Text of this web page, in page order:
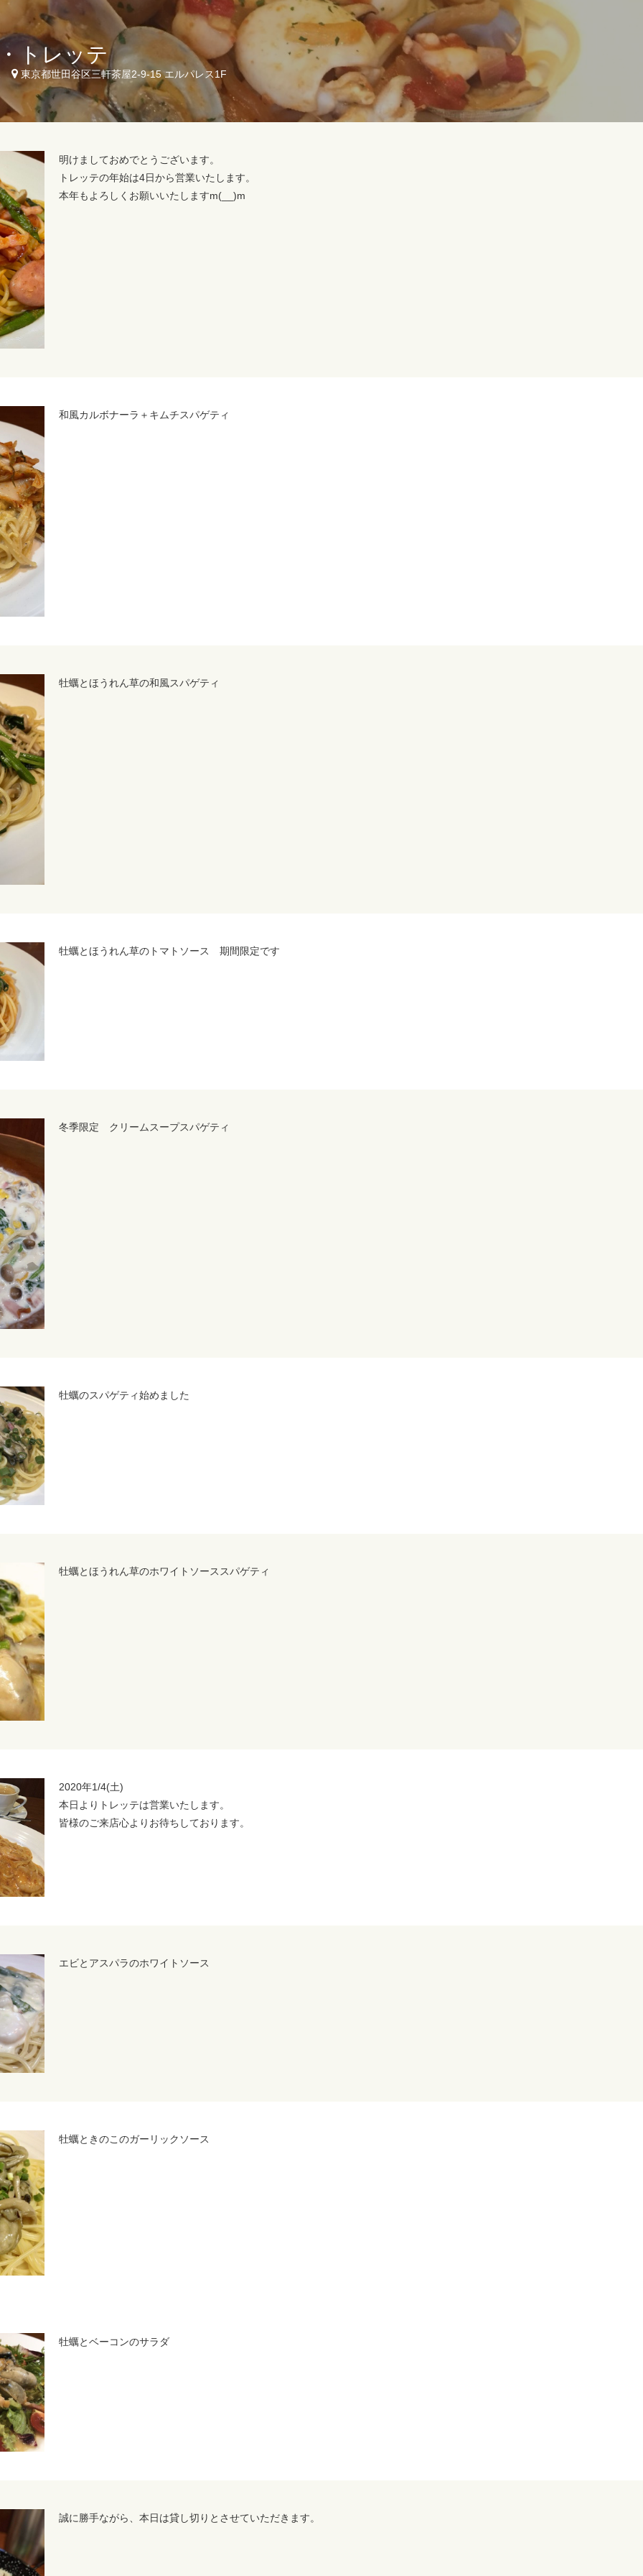
トレッテ
東京都世田谷区三軒茶屋2-9-15 エルパレス1F
明けましておめでとうございます。
トレッテの年始は4日から営業いたします。
本年もよろしくお願いいたしますm(__)m
和風カルボナーラ＋キムチスパゲティ
牡蠣とほうれん草の和風スパゲティ
牡蠣とほうれん草のトマトソース 期間限定です
冬季限定 クリームスープスパゲティ
牡蠣のスパゲティ始めました
牡蠣とほうれん草のホワイトソーススパゲティ
2020年1/4(土)
本日よりトレッテは営業いたします。
皆様のご来店心よりお待ちしております。
エビとアスパラのホワイトソース
牡蠣ときのこのガーリックソース
牡蠣とベーコンのサラダ
誠に勝手ながら、本日は貸し切りとさせていただきます。